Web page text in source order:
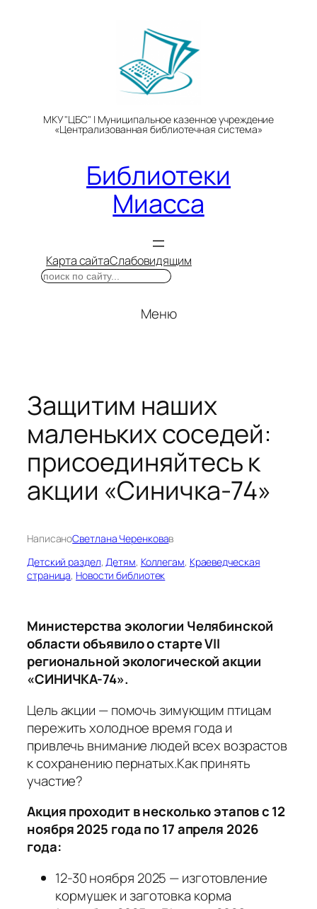
МКУ "ЦБС" | Муниципальное казенное учреждение
«Централизованная библиотечная система»
Библиотеки
Миасса
Карта сайтаСлабовидящим
Поиск
Меню
Защитим наших
маленьких соседей:
присоединяйтесь к
акции «Синичка-74»
НаписаноСветлана Черенковав
Детский раздел, Детям, Коллегам, Краеведческая
страница, Новости библиотек
Министерства экологии Челябинской
области объявило о старте VII
региональной экологической акции
«СИНИЧКА-74».
Цель акции — помочь зимующим птицам
пережить холодное время года и
привлечь внимание людей всех возрастов
к сохранению пернатых.Как принять
участие?
Акция проходит в несколько этапов с 12
ноября 2025 года по 17 апреля 2026
года:
12-30 ноября 2025 — изготовление
кормушек и заготовка корма